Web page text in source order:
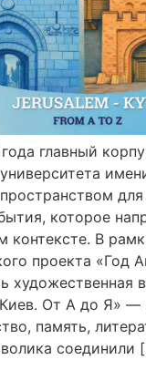
главный
которое
контексте. В
проекта «Год
художественная
От А до Я» —
память,
соединили